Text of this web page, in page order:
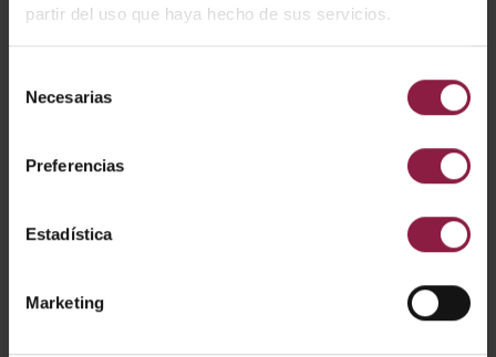
partir del uso que haya hecho de sus servicios.
Necesarias
Preferencias
Estadística
Marketing
Antiglare